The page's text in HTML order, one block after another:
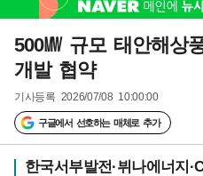
500㎿ 규모 태안해상
개발 협약
기사등록 2026/07/08 10:00:00
구글에서 선호하는 매체로 추가
한국서부발전·뷔나에너지